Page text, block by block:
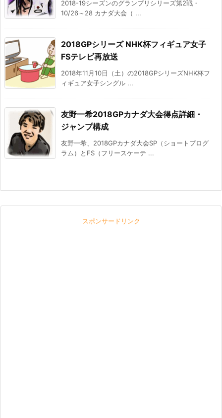
2018-19シーズンのグランプリシリーズ第2戦・
10/26～28 カナダ大会（ ...
2018GPシリーズ NHK杯フィギュア女子
FSテレビ再放送
2018年11月10日（土）の2018GPシリーズNHK杯フ
ィギュア女子シングル ...
友野一希2018GPカナダ大会得点詳細・
ジャンプ構成
友野一希、2018GPカナダ大会SP（ショートプログ
ラム）とFS（フリースケーテ ...
スポンサードリンク